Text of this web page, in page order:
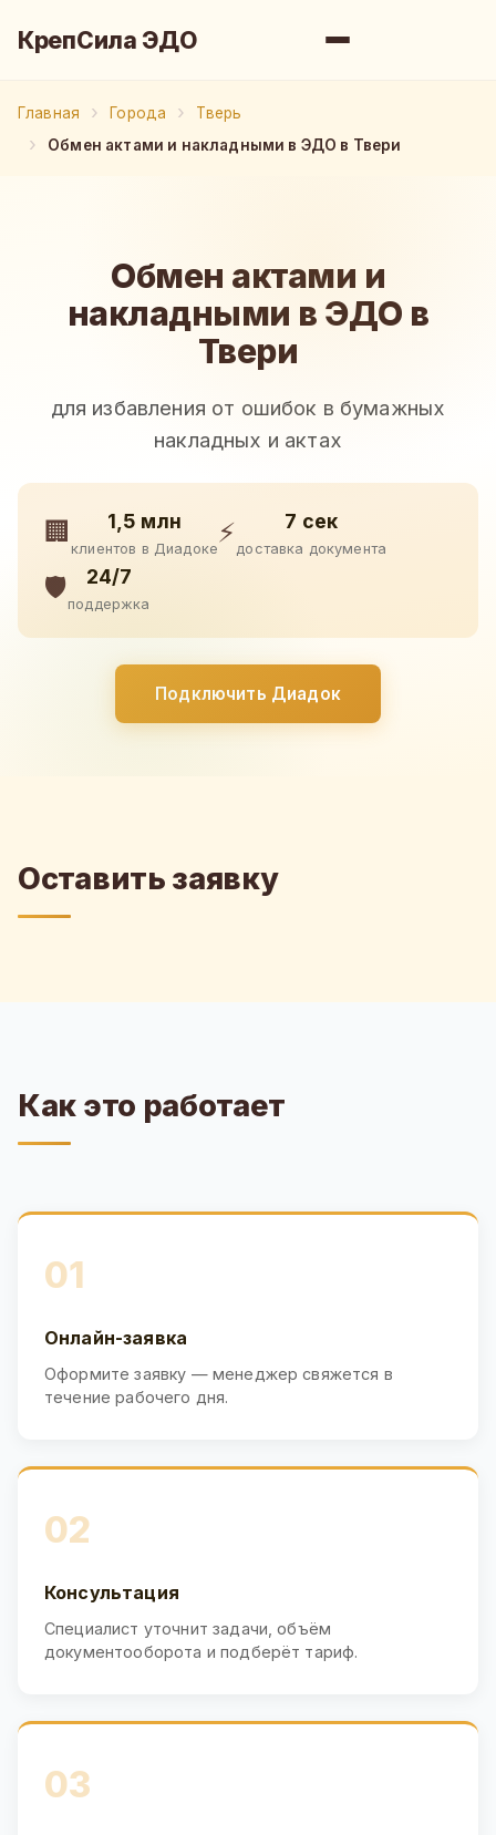
КрепСила ЭДО
Главная Города
Тверь
Обмен актами и накладными в ЭДО в Твери
Обмен актами и
накладными в ЭДО в
Твери
для избавления от ошибок в бумажных
накладных и актах
🏢 1,5 млн
клиентов в Диадоке
⚡ 7 сек
доставка документа
🛡️ 24/7
поддержка
Подключить Диадок
Оставить заявку
Как это работает
01
Онлайн-заявка
Оформите заявку — менеджер свяжется в
течение рабочего дня.
02
Консультация
Специалист уточнит задачи, объём
документооборота и подберёт тариф.
03